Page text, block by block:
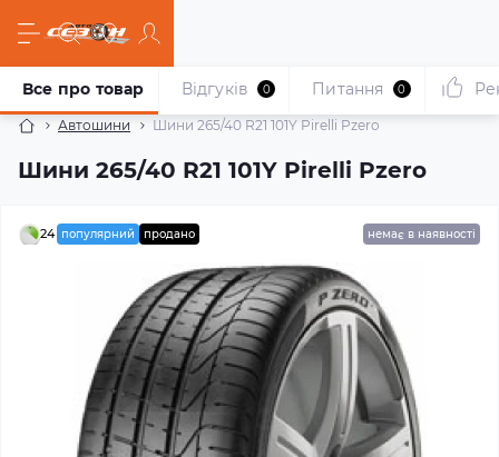
Автошини Шини 265/40 R21 101Y Pirelli Pzero
Шини 265/40 R21 101Y Pirelli Pzero
Все про товар Відгуків 0 Питання 0
24 популярний продано немає в наявності